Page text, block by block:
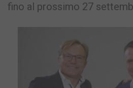
fino al prossimo 27